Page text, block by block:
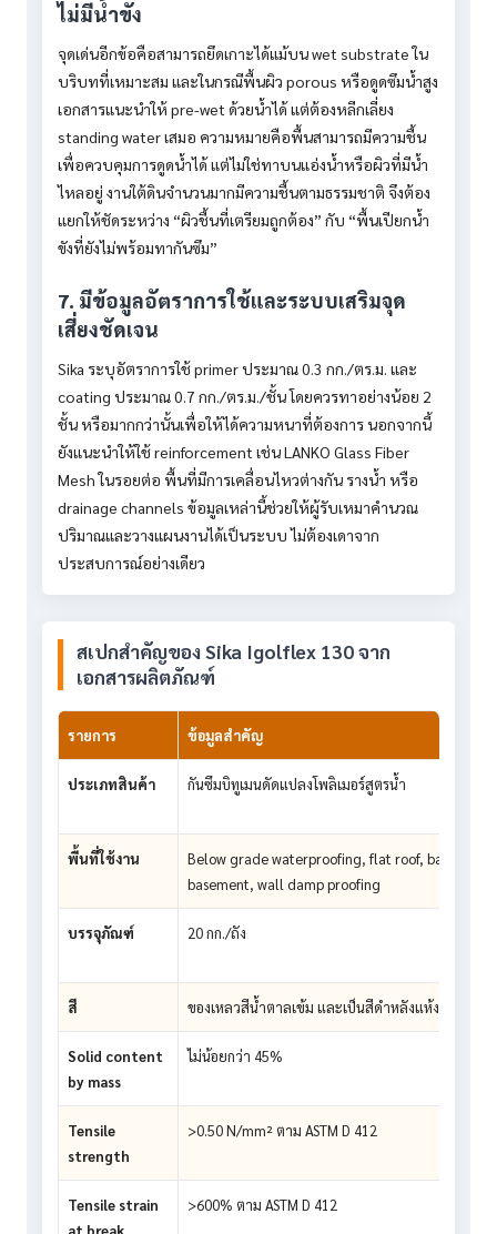
ไม่มีน้ำขัง
จุดเด่นอีกข้อคือสามารถยึดเกาะได้แม้บน wet substrate ใน
บริบทที่เหมาะสม และในกรณีพื้นผิว porous หรือดูดซึมน้ำสูง
เอกสารแนะนำให้ pre-wet ด้วยน้ำได้ แต่ต้องหลีกเลี่ยง
standing water เสมอ ความหมายคือพื้นสามารถมีความชื้น
เพื่อควบคุมการดูดน้ำได้ แต่ไม่ใช่ทาบนแอ่งน้ำหรือผิวที่มีน้ำ
ไหลอยู่ งานใต้ดินจำนวนมากมีความชื้นตามธรรมชาติ จึงต้อง
แยกให้ชัดระหว่าง “ผิวชื้นที่เตรียมถูกต้อง” กับ “พื้นเปียกน้ำ
ขังที่ยังไม่พร้อมทากันซึม”
7. มีข้อมูลอัตราการใช้และระบบเสริมจุด
เสี่ยงชัดเจน
Sika ระบุอัตราการใช้ primer ประมาณ 0.3 กก./ตร.ม. และ
coating ประมาณ 0.7 กก./ตร.ม./ชั้น โดยควรทาอย่างน้อย 2
ชั้น หรือมากกว่านั้นเพื่อให้ได้ความหนาที่ต้องการ นอกจากนี้
ยังแนะนำให้ใช้ reinforcement เช่น LANKO Glass Fiber
Mesh ในรอยต่อ พื้นที่มีการเคลื่อนไหวต่างกัน รางน้ำ หรือ
drainage channels ข้อมูลเหล่านี้ช่วยให้ผู้รับเหมาคำนวณ
ปริมาณและวางแผนงานได้เป็นระบบ ไม่ต้องเดาจาก
ประสบการณ์อย่างเดียว
สเปกสำคัญของ Sika Igolflex 130 จาก
เอกสารผลิตภัณฑ์
รายการ ข้อมูลสำคัญ
ประเภทสินค้า กันซึมบิทูเมนดัดแปลงโพลิเมอร์สูตรน้ำ
พื้นที่ใช้งาน
Below grade waterproofing, flat roof, balconies,
basement, wall damp proofing
บรรจุภัณฑ์ 20 กก./ถัง
สี ของเหลวสีน้ำตาลเข้ม และเป็นสีดำหลังแห้ง
Solid content
by mass
ไม่น้อยกว่า 45%
Tensile
strength
>0.50 N/mm² ตาม ASTM D 412
Tensile strain
>600% ตาม ASTM D 412